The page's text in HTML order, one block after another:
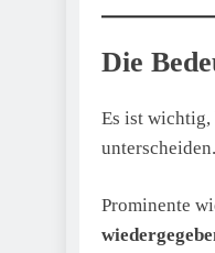
Die
Es ist wichtig,
Prominente